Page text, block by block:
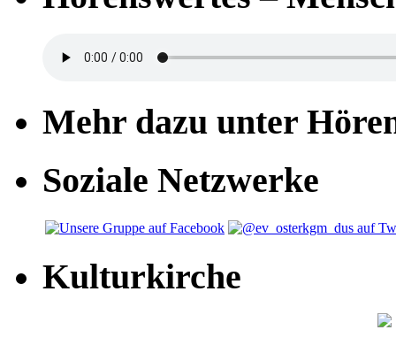
Mehr dazu unter
Soziale Netzwerke
Kulturkirche